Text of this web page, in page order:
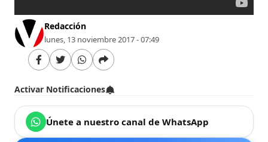
Redacción
lunes, 13 noviembre 2017 - 07:49
Activar Notificaciones
Únete a nuestro canal de WhatsApp